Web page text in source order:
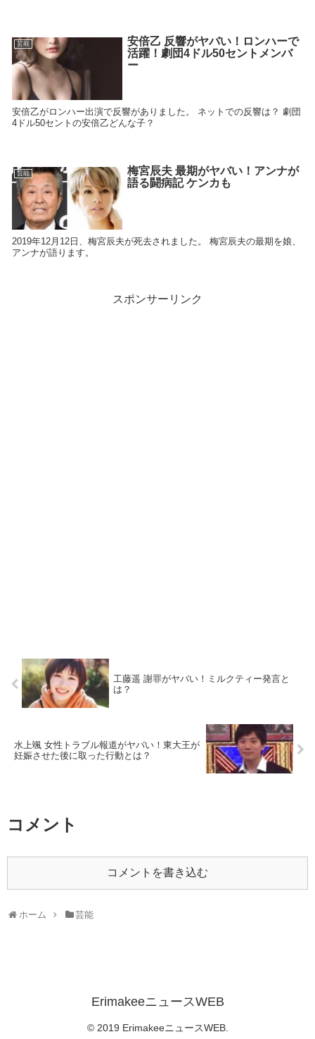
芸能
安倍乙 反響がヤバい！ロンハーで
活躍！劇団4ドル50セントメンバ
ー
安倍乙がロンハー出演で反響がありました。 ネットでの反響は？ 劇団
4ドル50セントの安倍乙どんな子？
芸能
梅宮辰夫 最期がヤバい！アンナが
語る闘病記 ケンカも
2019年12月12日、梅宮辰夫が死去されました。 梅宮辰夫の最期を娘、
アンナが語ります。
スポンサーリンク
工藤遥 謝罪がヤバい！ミルクティー発言と
は？
水上颯 女性トラブル報道がヤバい！東大王が
妊娠させた後に取った行動とは？
コメント
コメントを書き込む
ホーム 芸能
ErimakeeニュースWEB
© 2019 ErimakeeニュースWEB.